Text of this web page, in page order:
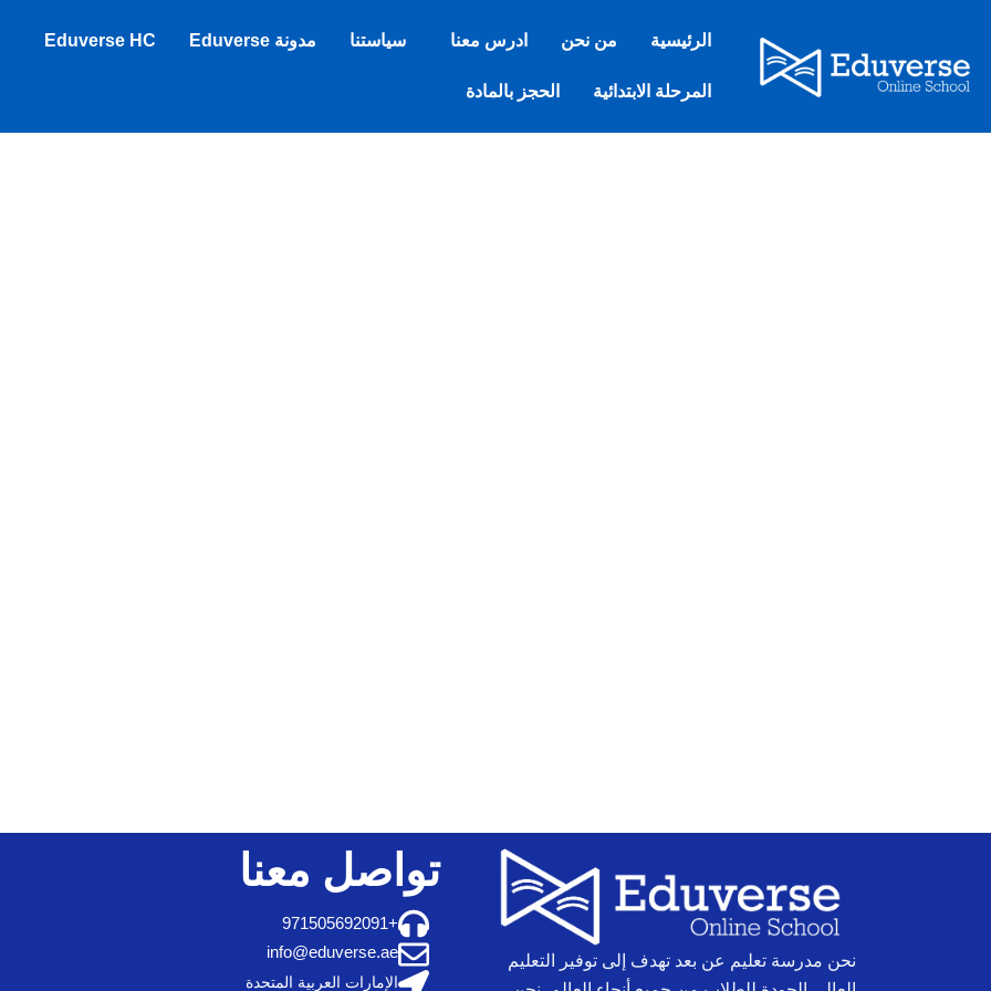
المحتوى
الرئيسية من نحن ادرس معنا سياستنا مدونة Eduverse Eduverse HC
المرحلة الابتدائية الحجز بالمادة
نحن مدرسة تعليم عن بعد تهدف إلى توفير التعليم
تواصل معنا
+971505692091
info@eduverse.ae
الإمارات العربية المتحدة